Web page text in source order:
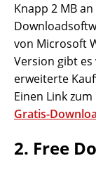
Knapp 2 MB
von Microsoft
Version gibt
erweiterte
Einen Link
Gratis-
2. Free